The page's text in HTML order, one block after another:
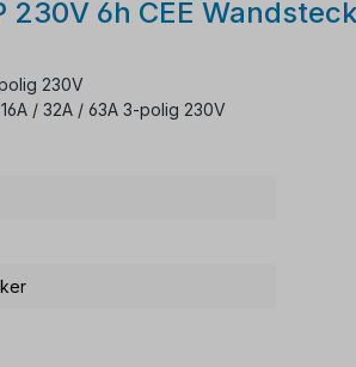
6h CEE
230V
/ 32A / 63A 3-polig 230V